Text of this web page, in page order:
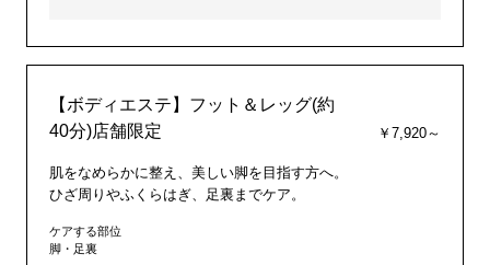
【ボディエステ】フット＆レッグ(約
40分)店舗限定
￥7,920～
肌をなめらかに整え、美しい脚を目指す方へ。
ひざ周りやふくらはぎ、足裏までケア。
ケアする部位
脚・足裏